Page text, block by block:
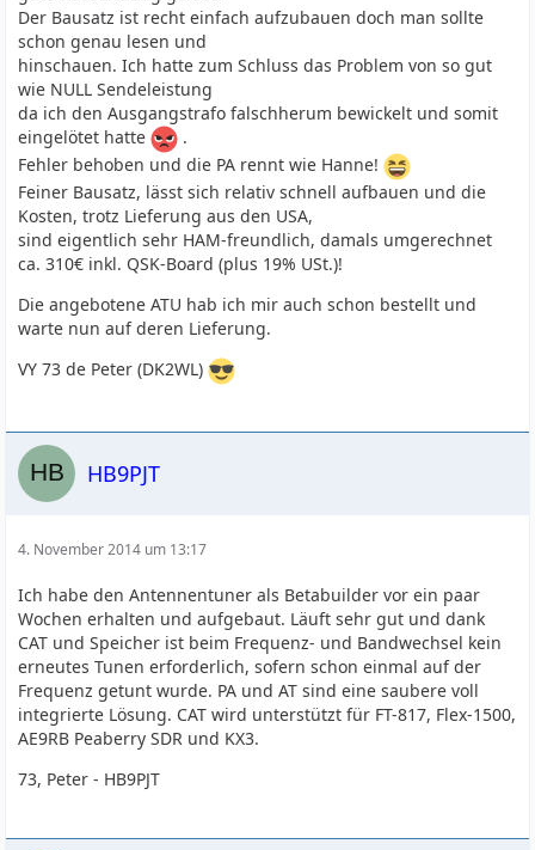
Der Bausatz ist recht einfach aufzubauen doch man sollte
schon genau lesen und
hinschauen. Ich hatte zum Schluss das Problem von so gut
wie NULL Sendeleistung
da ich den Ausgangstrafo falschherum bewickelt und somit
eingelötet hatte
.
Fehler behoben und die PA rennt wie Hanne!
Feiner Bausatz, lässt sich relativ schnell aufbauen und die
Kosten, trotz Lieferung aus den USA,
sind eigentlich sehr HAM-freundlich, damals umgerechnet
ca. 310€ inkl. QSK-Board (plus 19% USt.)!
Die angebotene ATU hab ich mir auch schon bestellt und
warte nun auf deren Lieferung.
VY 73 de Peter (DK2WL)
HB9PJT
4. November 2014 um 13:17
Ich habe den Antennentuner als Betabuilder vor ein paar
Wochen erhalten und aufgebaut. Läuft sehr gut und dank
CAT und Speicher ist beim Frequenz- und Bandwechsel kein
erneutes Tunen erforderlich, sofern schon einmal auf der
Frequenz getunt wurde. PA und AT sind eine saubere voll
integrierte Lösung. CAT wird unterstützt für FT-817, Flex-1500,
AE9RB Peaberry SDR und KX3.
73, Peter - HB9PJT